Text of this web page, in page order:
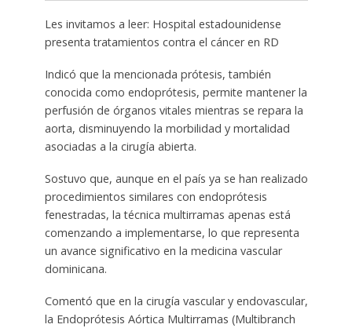
Les invitamos a leer: Hospital estadounidense
presenta tratamientos contra el cáncer en RD
Indicó que la mencionada prótesis, también
conocida como endoprótesis, permite mantener la
perfusión de órganos vitales mientras se repara la
aorta, disminuyendo la morbilidad y mortalidad
asociadas a la cirugía abierta.
Sostuvo que, aunque en el país ya se han realizado
procedimientos similares con endoprótesis
fenestradas, la técnica multirramas apenas está
comenzando a implementarse, lo que representa
un avance significativo en la medicina vascular
dominicana.
Comentó que en la cirugía vascular y endovascular,
la Endoprótesis Aórtica Multirramas (Multibranch